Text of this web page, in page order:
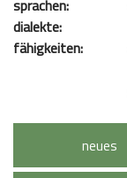
sprachen:
dialekte:
fähigkeiten:
neues